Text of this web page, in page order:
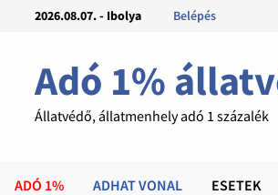
2026.08.07. - Ibolya Belépés
Adó 1%
Állatvédő, állatmenhely adó 1 százalék
ADÓ 1% ADHAT VONAL ESETEK